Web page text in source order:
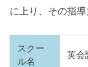
に上り、その指導
スクー
ル名
英会